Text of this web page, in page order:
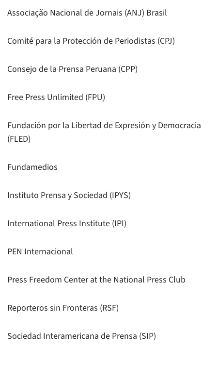
Associação Nacional de Jornais (ANJ) Brasil
Comité para la Protección de Periodistas (CPJ)
Consejo de la Prensa Peruana (CPP)
Free Press Unlimited (FPU)
Fundación por la Libertad de Expresión y Democracia
(FLED)
Fundamedios
Instituto Prensa y Sociedad (IPYS)
International Press Institute (IPI)
PEN Internacional
Press Freedom Center at the National Press Club
Reporteros sin Fronteras (RSF)
Sociedad Interamericana de Prensa (SIP)